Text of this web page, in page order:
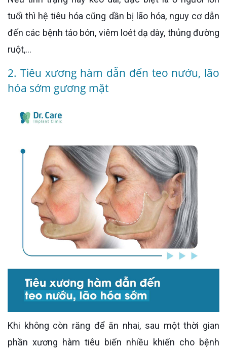
tuổi thì hệ tiêu hóa cũng dần bị lão hóa, nguy cơ dẫn
đến các bệnh táo bón, viêm loét dạ dày, thủng đường
ruột,…
2. Tiêu xương hàm dẫn đến teo nướu, lão
hóa sớm gương mặt
Khi không còn răng để ăn nhai, sau một thời gian
phần xương hàm tiêu biến nhiều khiến cho bệnh